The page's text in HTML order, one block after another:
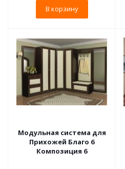
В корзину
Модульная система для
Прихожей Благо 6
Композиция 6